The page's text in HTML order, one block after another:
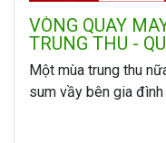
VÒNG QUAY
TRUNG THU -
Một mùa trung thu
sum vầy bên gia đình